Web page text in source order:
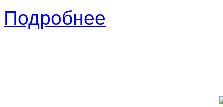
Подробнее